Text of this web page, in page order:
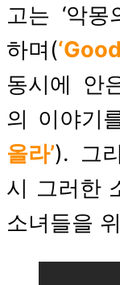
고는 ‘악
하며(
동시에 안
의 이야기
올라’). 그
시 그러한
소녀들을